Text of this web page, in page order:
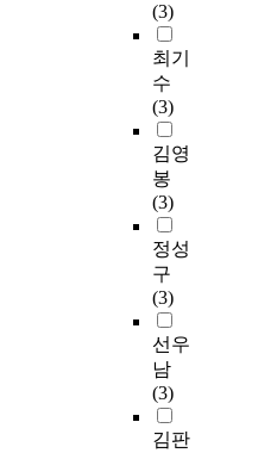
(3)
최기
수
(3)
김영
봉
(3)
정성
구
(3)
선우
남
(3)
김판